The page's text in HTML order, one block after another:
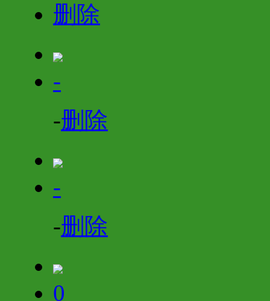
删除
-
-删除
-
-删除
0